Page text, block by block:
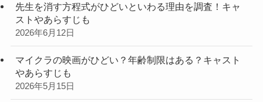
先生を消す方程式がひどいといわる理由を調査！キャ
ストやあらすじも
2026年6月12日
マイクラの映画がひどい？年齢制限はある？キャスト
やあらすじも
2026年5月15日